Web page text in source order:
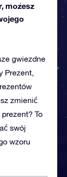
możesz
gwiezdne
Prezent,
zmienić
To
swój
wzoru